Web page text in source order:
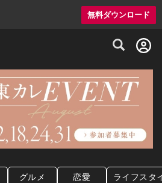
無料ダウンロード
グルメ情報・プレミアムレストラン予約
グルメ 恋愛 ライフスタ